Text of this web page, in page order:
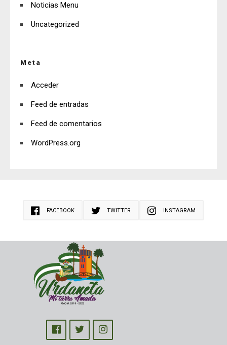
Noticias Menu
Uncategorized
Meta
Acceder
Feed de entradas
Feed de comentarios
WordPress.org
FACEBOOK TWITTER INSTAGRAM